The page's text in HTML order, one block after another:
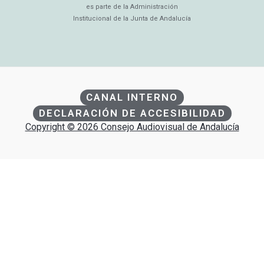
es parte de la Administración
Institucional de la Junta de Andalucía
CANAL INTERNO
DECLARACIÓN DE ACCESIBILIDAD
Copyright © 2026 Consejo Audiovisual de Andalucía